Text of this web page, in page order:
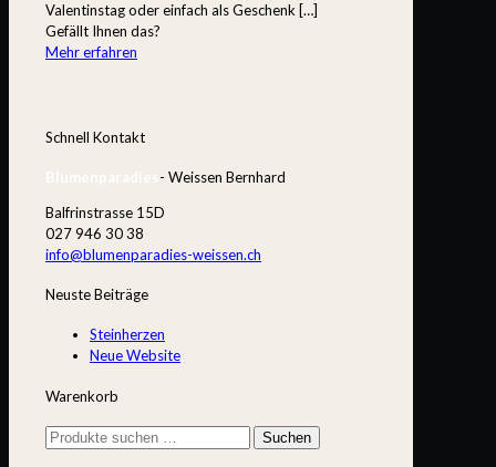
Valentinstag oder einfach als Geschenk […]
Gefällt Ihnen das?
Mehr erfahren
Schnell Kontakt
- Weissen Bernhard
Balfrinstrasse 15D
027 946 30 38
info@blumenparadies-weissen.ch
Neuste Beiträge
Steinherzen
Neue Website
Warenkorb
Suchen
Suchen